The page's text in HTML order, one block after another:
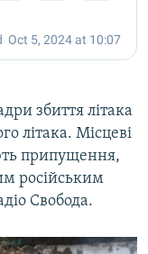
збиття літака
літака. Місцеві
припущення,
російським
Свобода.